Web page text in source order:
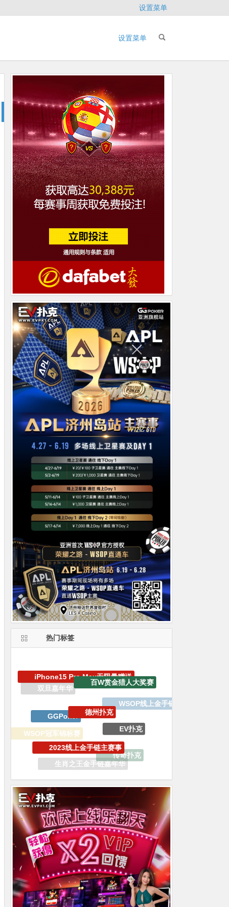
设置菜单
设置菜单
热门标签
V专属大宝箱
WSOP冠军锦标赛
GGPoker
德州扑克
EV扑克
传奇扑克
生肖之王金手链嘉年华
2023线上金手链主赛事